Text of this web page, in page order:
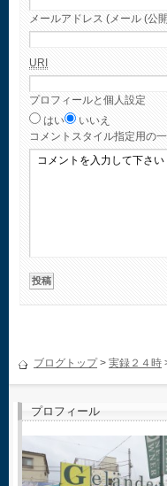
メールアドレス (メール (公
URI
プロフィールと個人設定
はい
いいえ
コメント スタイル指定用の
ブログトップ> 実録２４時
プロフィール